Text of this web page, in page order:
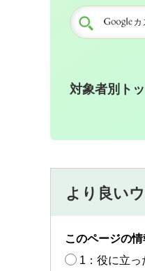
対象者別ト
より良い
このページの
1：役に立っ